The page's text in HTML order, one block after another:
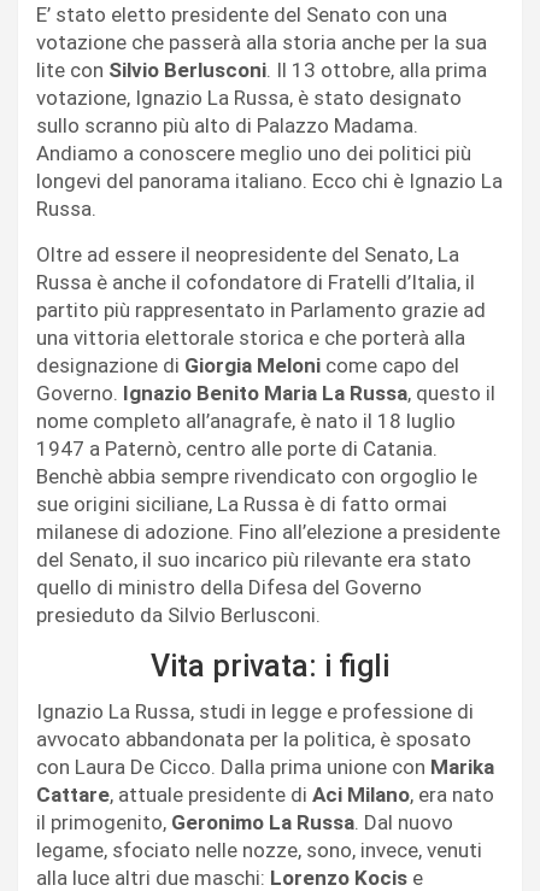
E’ stato eletto presidente del Senato con una
votazione che passerà alla storia anche per la sua
lite con Silvio Berlusconi. Il 13 ottobre, alla prima
votazione, Ignazio La Russa, è stato designato
sullo scranno più alto di Palazzo Madama.
Andiamo a conoscere meglio uno dei politici più
longevi del panorama italiano. Ecco chi è Ignazio La
Russa.
Oltre ad essere il neopresidente del Senato, La
Russa è anche il cofondatore di Fratelli d’Italia, il
partito più rappresentato in Parlamento grazie ad
una vittoria elettorale storica e che porterà alla
designazione di Giorgia Meloni come capo del
Governo. Ignazio Benito Maria La Russa, questo il
nome completo all’anagrafe, è nato il 18 luglio
1947 a Paternò, centro alle porte di Catania.
Benchè abbia sempre rivendicato con orgoglio le
sue origini siciliane, La Russa è di fatto ormai
milanese di adozione. Fino all’elezione a presidente
del Senato, il suo incarico più rilevante era stato
quello di ministro della Difesa del Governo
presieduto da Silvio Berlusconi.
Vita privata: i figli
Ignazio La Russa, studi in legge e professione di
avvocato abbandonata per la politica, è sposato
con Laura De Cicco. Dalla prima unione con Marika
Cattare, attuale presidente di Aci Milano, era nato
il primogenito, Geronimo La Russa. Dal nuovo
legame, sfociato nelle nozze, sono, invece, venuti
alla luce altri due maschi: Lorenzo Kocis e